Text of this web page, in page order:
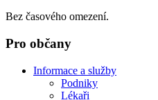
Bez časového omezení.
Pro občany
Informace a služby
Podniky
Lékaři